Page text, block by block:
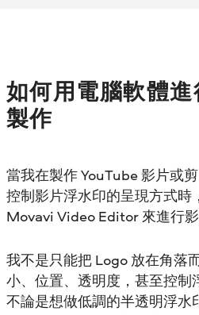
如何用電腦軟體
製作
當我在製作 YouTube 影片或
控制影片浮水印的呈現方式時
Movavi Video Editor 來進行影
我不是只能把 Logo 放在角落
小、位置、透明度，甚至控制
不論是想做低調的半透明浮水